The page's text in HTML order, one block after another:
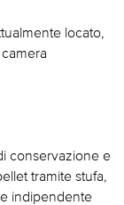
locato,
conservazione e
tramite stufa,
indipendente